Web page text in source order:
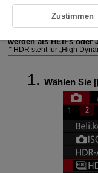
Bildbereichen, indem
Belichtungen
werden als HEIFs oder
HDR steht für „High
Wählen Sie [
Zustimmen